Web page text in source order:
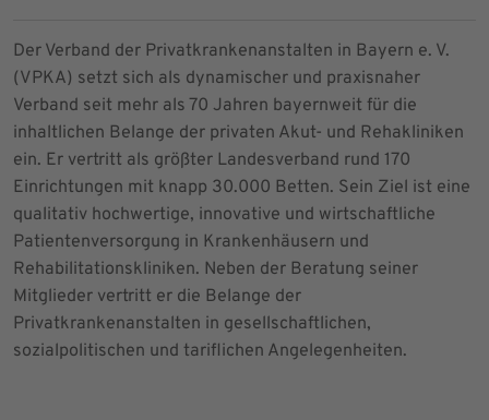
Der Verband der Privatkrankenanstalten in Bayern e. V.
(VPKA) setzt sich als dynamischer und praxisnaher
Verband seit mehr als 70 Jahren bayernweit für die
inhaltlichen Belange der privaten Akut- und Rehakliniken
ein. Er vertritt als größter Landesverband rund 170
Einrichtungen mit knapp 30.000 Betten. Sein Ziel ist eine
qualitativ hochwertige, innovative und wirtschaftliche
Patientenversorgung in Krankenhäusern und
Rehabilitationskliniken. Neben der Beratung seiner
Mitglieder vertritt er die Belange der
Privatkrankenanstalten in gesellschaftlichen,
sozialpolitischen und tariflichen Angelegenheiten.